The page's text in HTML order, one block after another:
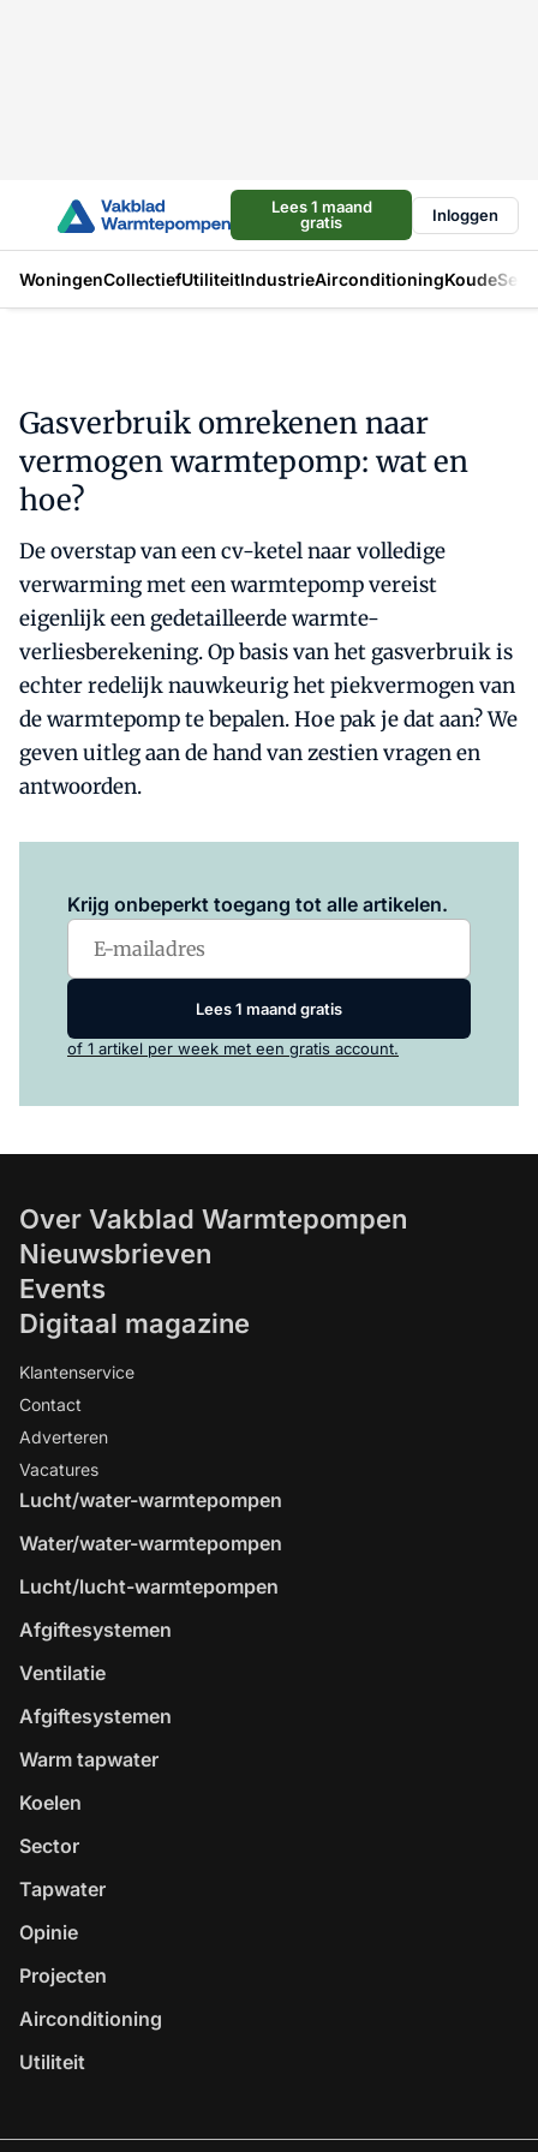
Lees 1 maand
gratis
Inloggen
WoningenCollectiefUtiliteitIndustrieAirconditioningKoude
Gasverbruik omrekenen naar
vermogen warmtepomp: wat en
hoe?
De overstap van een cv-ketel naar volledige
verwarming met een warmtepomp vereist
eigenlijk een gedetailleerde warmte-
verliesberekening. Op basis van het gasverbruik is
echter redelijk nauwkeurig het piekvermogen van
de warmtepomp te bepalen. Hoe pak je dat aan? We
geven uitleg aan de hand van zestien vragen en
antwoorden.
Krijg onbeperkt toegang tot alle artikelen.
Lees 1 maand gratis
of 1 artikel per week met een gratis account.
Over Vakblad Warmtepompen
Nieuwsbrieven
Events
Digitaal magazine
Klantenservice
Contact
Adverteren
Vacatures
Lucht/water-warmtepompen
Water/water-warmtepompen
Lucht/lucht-warmtepompen
Afgiftesystemen
Ventilatie
Afgiftesystemen
Warm tapwater
Koelen
Sector
Tapwater
Opinie
Projecten
Airconditioning
Utiliteit